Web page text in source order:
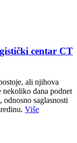
centar CT
ali njihova
nekoliko dana podnet
odnosno saglasnosti
Više